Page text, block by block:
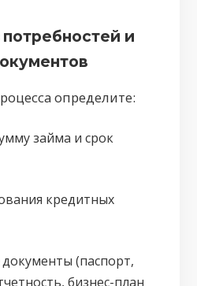
и
определите:
займа и срок
кредитных
(паспорт,
бизнес-план